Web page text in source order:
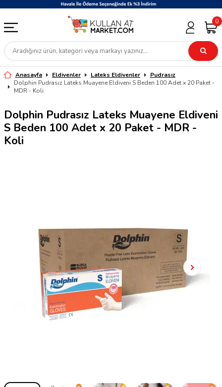
0
Anasayfa Eldivenler Lateks Eldivenler
Pudrasız
Dolphin Pudrasız Lateks Muayene Eldiveni S Beden 100 Adet x 20 Paket -
MDR - Koli
Dolphin Pudrasız Lateks Muayene Eldiveni
S Beden 100 Adet x 20 Paket - MDR -
Koli